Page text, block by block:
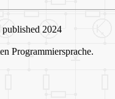
2024
Programmiersprache.